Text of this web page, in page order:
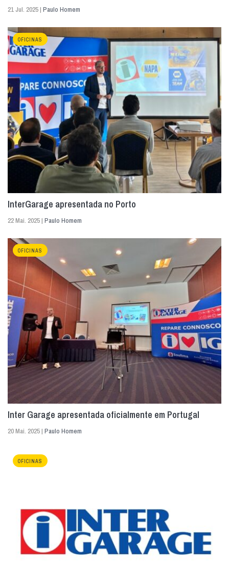
21 Jul. 2025 | Paulo Homem
OFICINAS
InterGarage apresentada no Porto
22 Mai. 2025 | Paulo Homem
OFICINAS
Inter Garage apresentada oficialmente em Portugal
20 Mai. 2025 | Paulo Homem
OFICINAS